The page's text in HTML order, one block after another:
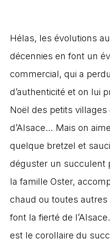
Hélas, les évolutions
décennies en font un
commercial, qui a
d’authenticité et on lui
Noël des petits
d’Alsace… Mais on
quelque bretzel et
déguster un succulent
la famille Oster,
chaud ou toutes
font la fierté de
est le corollaire du